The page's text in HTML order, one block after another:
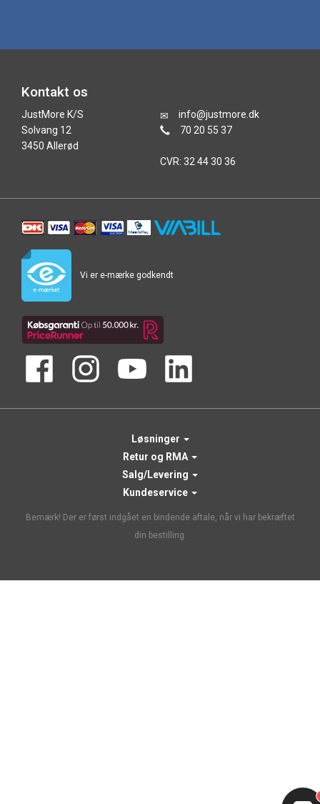
Kontakt os
JustMore K/S
Solvang 12
3450 Allerød
info@justmore.dk
70 20 55 37
CVR: 32 44 30 36
Vi er e-mærke godkendt
Løsninger
Retur og RMA
Salg/Levering
Kundeservice
Bemærk! Der er først indgået en bindende aftale, når vi har bekræftet
din bestilling.